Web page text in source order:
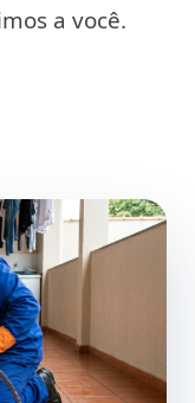
a você.